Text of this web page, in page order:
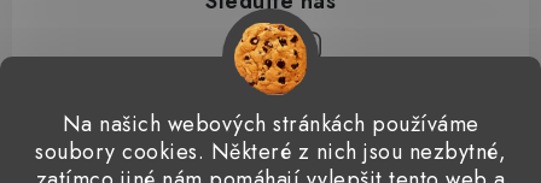
Na našich webových stránkách používáme
soubory cookies. Některé z nich jsou nezbytné,
Přijímáme online platby